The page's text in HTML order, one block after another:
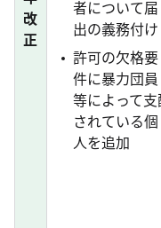
改
正
者について届
出の義務付け
許可の欠格要
件に暴力団員
等によって
されている個
人を追加